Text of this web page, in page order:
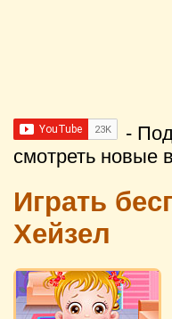
-
смотреть новые
Играть
Хейзел